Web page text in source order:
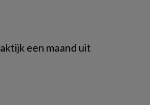
een maand uit